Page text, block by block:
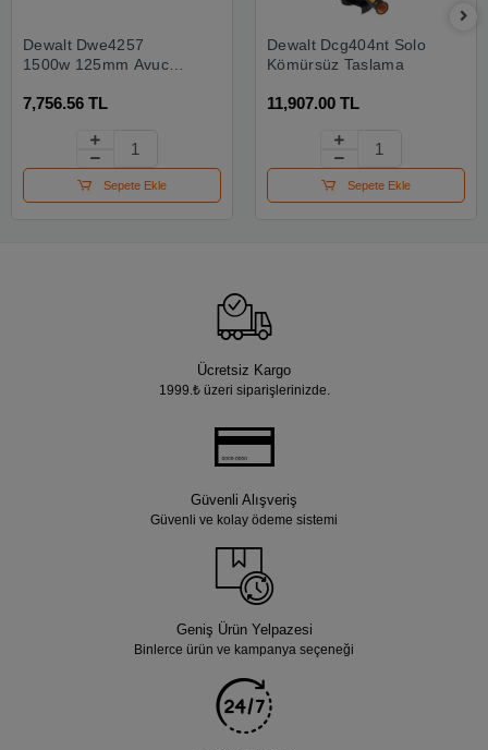
Dewalt Dwe4257
1500w 125mm Avuç
7,756.56 TL
Sepete Ekle
Dewalt Dcg404nt Solo
Kömürsüz Taslama
11,907.00 TL
Sepete Ekle
Ücretsiz Kargo
1999.₺ üzeri siparişlerinizde.
Güvenli Alışveriş
Güvenli ve kolay ödeme sistemi
Geniş Ürün Yelpazesi
Binlerce ürün ve kampanya seçeneği